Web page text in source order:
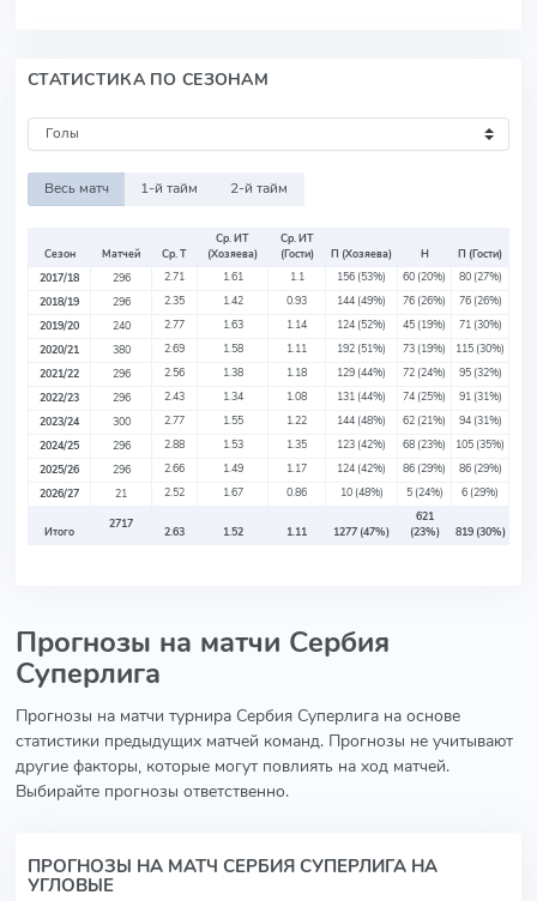
СТАТИСТИКА ПО СЕЗОНАМ
Весь матч 1-й тайм 2-й тайм
Сезон Матчей Ср. Т
Ср. ИТ
(Хозяева)
Ср. ИТ
(Гости)
П (Хозяева) Н
П (Гости)
2017/18
296 2.71 1.61 1.1 156 (53%) 60 (20%) 80 (27%)
2018/19
296 2.35 1.42 0.93 144 (49%) 76 (26%) 76 (26%)
2019/20
240 2.77 1.63 1.14 124 (52%) 45 (19%) 71 (30%)
2020/21
380 2.69 1.58 1.11 192 (51%) 73 (19%) 115 (30%)
2021/22
296 2.56 1.38 1.18 129 (44%) 72 (24%) 95 (32%)
2022/23
296 2.43 1.34 1.08 131 (44%) 74 (25%) 91 (31%)
2023/24
300 2.77 1.55 1.22 144 (48%) 62 (21%) 94 (31%)
2024/25
296 2.88 1.53 1.35 123 (42%) 68 (23%) 105 (35%)
2025/26
296 2.66 1.49 1.17 124 (42%) 86 (29%) 86 (29%)
2026/27
21 2.52 1.67 0.86 10 (48%) 5 (24%) 6 (29%)
Итого
2717
2.63 1.52 1.11 1277 (47%)
621
(23%)
819 (30%)
Прогнозы на матчи Сербия
Суперлига
Прогнозы на матчи турнира Сербия Суперлига на основе
статистики предыдущих матчей команд. Прогнозы не учитывают
другие факторы, которые могут повлиять на ход матчей.
Выбирайте прогнозы ответственно.
ПРОГНОЗЫ НА МАТЧ СЕРБИЯ СУПЕРЛИГА НА
УГЛОВЫЕ